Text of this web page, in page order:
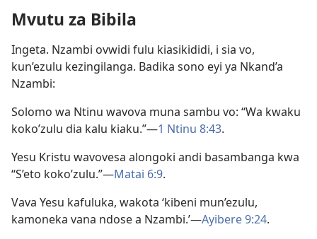
Mvutu za Bibila
Ingeta. Nzambi ovwidi fulu kiasikididi, i sia vo,
kun’ezulu kezingilanga. Badika sono eyi ya Nkand’a
Nzambi:
Solomo wa Ntinu wavova muna sambu vo: “Wa kwaku
koko’zulu dia kalu kiaku.”—1 Ntinu 8:43.
Yesu Kristu wavovesa alongoki andi basambanga kwa
“S’eto koko’zulu.”—Matai 6:9.
Vava Yesu kafuluka, wakota ‘kibeni mun’ezulu,
kamoneka vana ndose a Nzambi.’—Ayibere 9:24.